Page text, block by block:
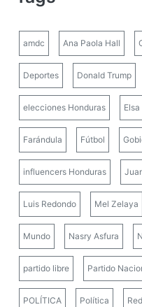
amdc Ana Paola Hall
Deportes Donald Trump
elecciones Honduras
Farándula Fútbol
influencers Honduras
Luis Redondo Mel Zelaya
Mundo Nasry Asfura
partido libre Partido
POLÍTICA Política